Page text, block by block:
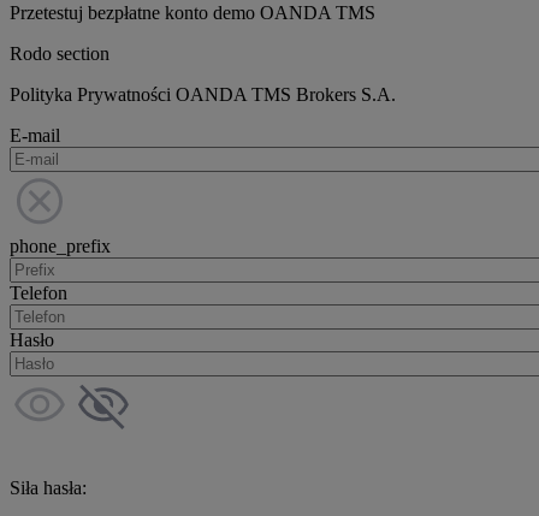
Przetestuj bezpłatne konto demo OANDA TMS
Rodo section
Polityka Prywatności OANDA TMS Brokers S.A.
E-mail
phone_prefix
Telefon
Hasło
Siła hasła: